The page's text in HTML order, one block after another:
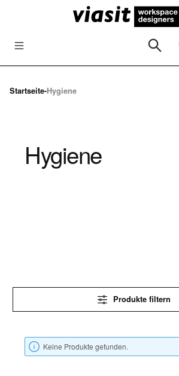
Zum Hauptinhalt springen
Startseite-Hygiene
Hygiene
Produkte filtern
Keine Produkte gefunden.